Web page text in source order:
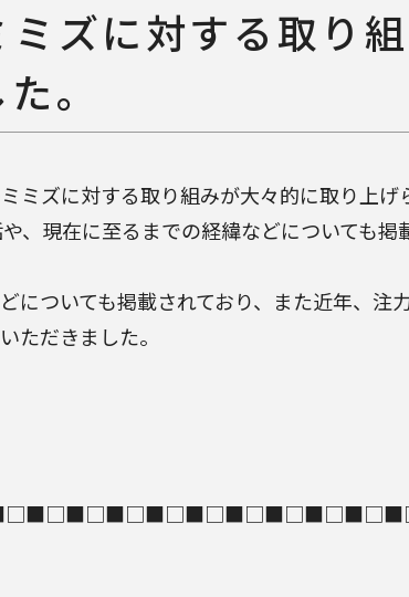
ズに対する取り
。
ズに対する取り組みが大々的に取り上げ
現在に至るまでの経緯などについても掲
ついても掲載されており、また近年、注
ただきました。